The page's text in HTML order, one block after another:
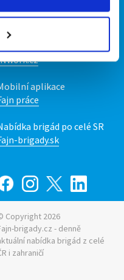
brigády
aplikace
práce
brigád po celé SR
brigady.sk
Copyright 2026
brigady.cz - denně
nabídka brigád z celé
i zahraničí